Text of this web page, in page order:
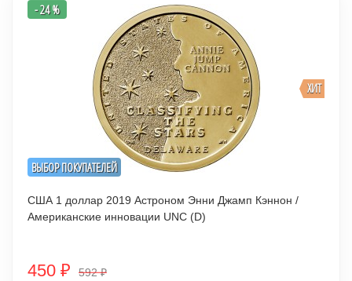
ВЫБОР ПОКУПАТЕЛЕЙ
ХИТ
- 24 %
США 1 доллар 2019 Астроном Энни Джамп Кэннон /
Американские инновации UNC (D)
450 ₽ 592₽